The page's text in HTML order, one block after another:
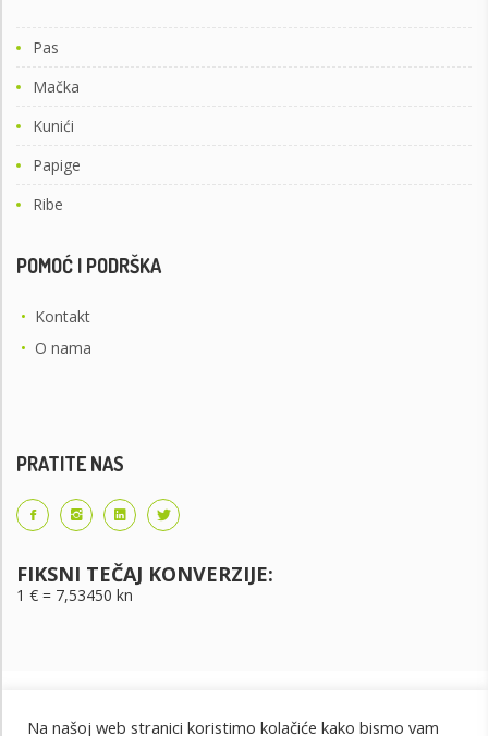
Pas
Mačka
Kunići
Papige
Ribe
POMOĆ I PODRŠKA
• Kontakt
• O nama
PRATITE NAS
FIKSNI TEČAJ KONVERZIJE:
1 € = 7,53450 kn
Na našoj web stranici koristimo kolačiće kako bismo vam